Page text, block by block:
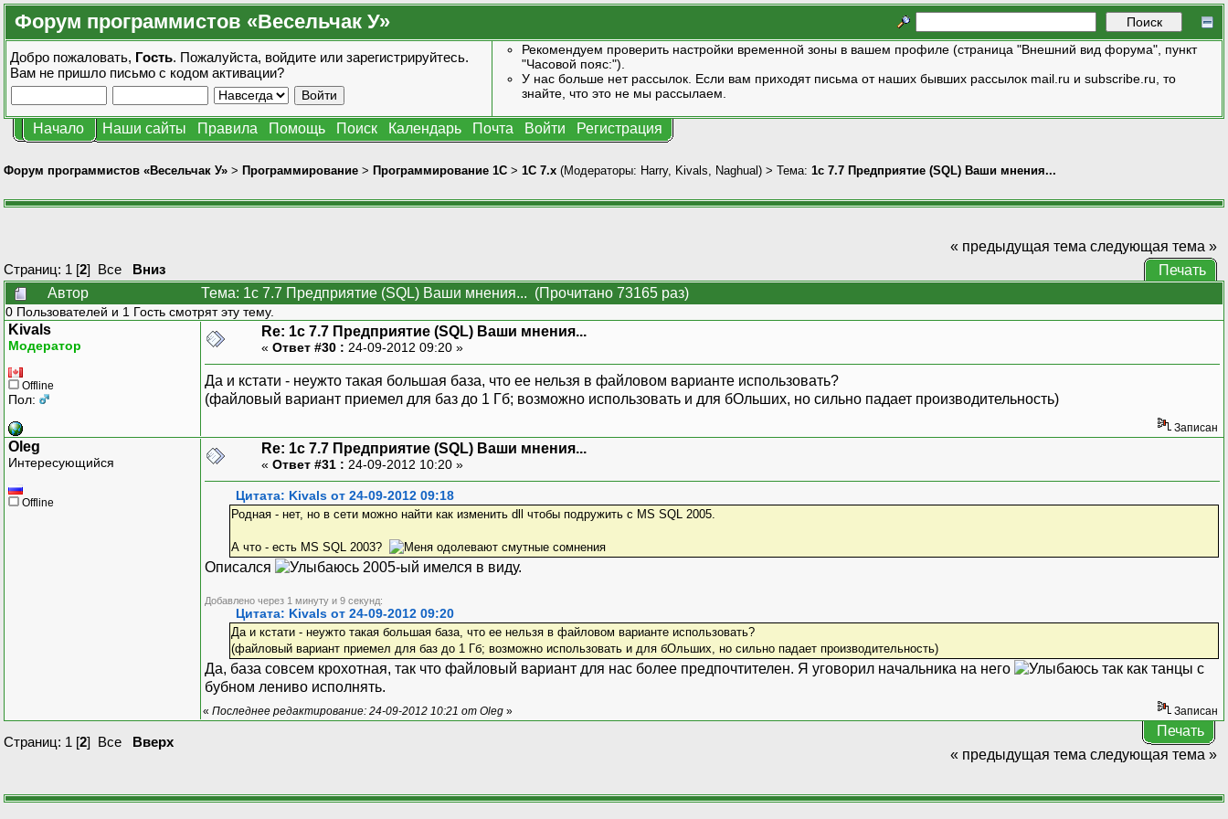
Форум программистов «Весельчак У»
Добро пожаловать, Гость. Пожалуйста, войдите или зарегистрируйтесь.
Вам не пришло письмо с кодом активации?
Рекомендуем проверить настройки временной зоны в вашем профиле (страница "Внешний вид форума", пункт
"Часовой пояс:").
У нас больше нет рассылок. Если вам приходят письма от наших бывших рассылок mail.ru и subscribe.ru, то
знайте, что это не мы рассылаем.
Начало Наши сайты Правила Помощь Поиск Календарь Почта Войти Регистрация
Форум программистов «Весельчак У» > Программирование > Программирование 1С > 1С 7.x (Модераторы: Harry, Kivals Naghual) > Тема: 1с 7.7 Предприятие (SQL) Ваши мнения...
Страниц: 1 [2] Все Вниз
« предыдущая тема следующая тема »
Печать
Автор
Тема: 1с 7.7 Предприятие (SQL) Ваши мнения... (Прочитано 73165 раз)
0 Пользователей и 1 Гость смотрят эту тему.
Kivals
Модератор
Offline
Пол:
Re: 1с 7.7 Предприятие (SQL) Ваши мнения...
« Ответ #30 : 24-09-2012 09:20 »
Да и кстати - неужто такая большая база, что ее нельзя в файловом варианте использовать?
(файловый вариант приемел для баз до 1 Гб; возможно использовать и для бОльших, но сильно падает производительность)
Записан
Oleg
Интересующийся
Offline
Re: 1с 7.7 Предприятие (SQL) Ваши мнения...
« Ответ #31 : 24-09-2012 10:20 »
Цитата: Kivals от 24-09-2012 09:18
Родная - нет, но в сети можно найти как изменить dll чтобы подружить с MS SQL 2005.
А что - есть MS SQL 2003?
Описался 2005-ый имелся в виду.
Добавлено через 1 минуту и 9 секунд:
Цитата: Kivals от 24-09-2012 09:20
Да и кстати - неужто такая большая база, что ее нельзя в файловом варианте использовать?
(файловый вариант приемел для баз до 1 Гб; возможно использовать и для бОльших, но сильно падает производительность)
Да, база совсем крохотная, так что файловый вариант для нас более предпочтителен. Я уговорил начальника на него
так как танцы с
бубном лениво исполнять.
« Последнее редактирование: 24-09-2012 10:21 от Oleg » Записан
Страниц: 1 [2] Все Вверх
Печать
« предыдущая тема следующая тема »